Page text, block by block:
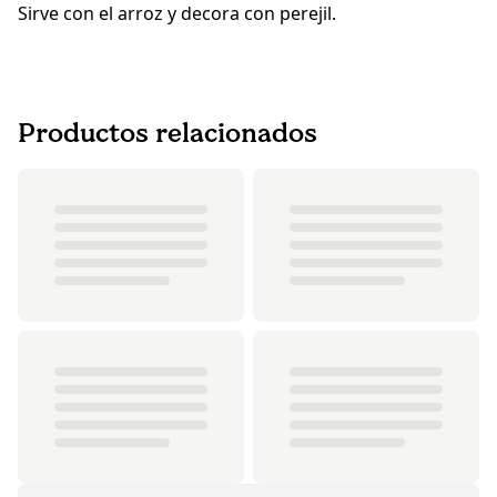
Sirve con el arroz y decora con perejil.
Productos relacionados